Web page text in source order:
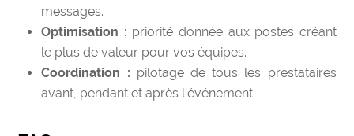
messages.
Optimisation : priorité donnée aux postes créant
le plus de valeur pour vos équipes.
Coordination : pilotage de tous les prestataires
avant, pendant et après l’événement.